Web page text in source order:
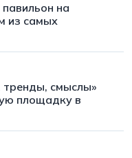
на
из самых
смыслы»
площадку в